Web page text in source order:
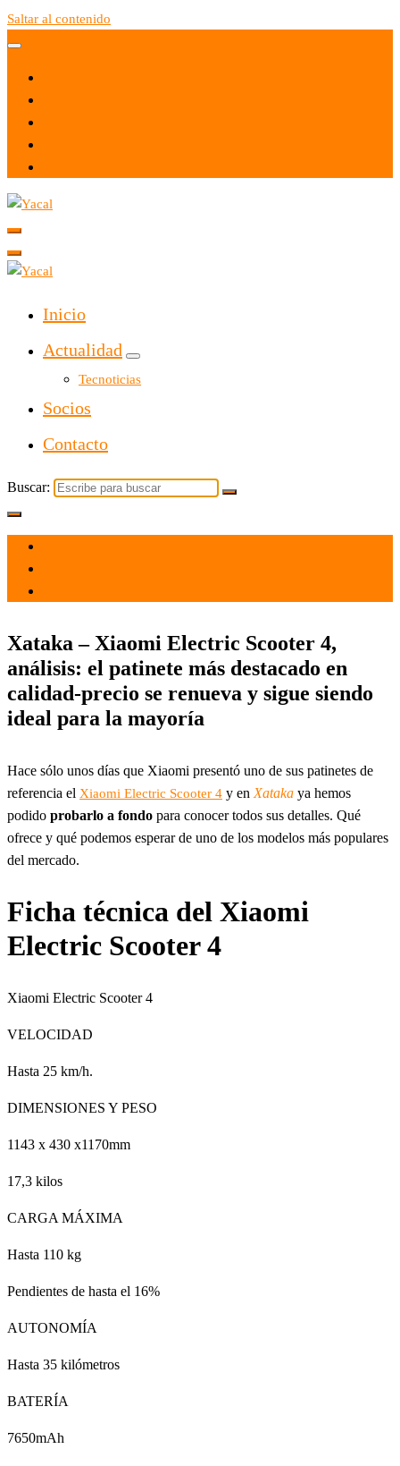
Saltar al contenido
Yacal micro hosting
Inicio
Actualidad
Tecnoticias
Socios
Contacto
Buscar:
Xataka – Xiaomi Electric Scooter 4,
análisis: el patinete más destacado en
calidad-precio se renueva y sigue siendo
ideal para la mayoría
Hace sólo unos días que Xiaomi presentó uno de sus patinetes de
referencia el Xiaomi Electric Scooter 4 y en Xataka ya hemos
podido probarlo a fondo para conocer todos sus detalles. Qué
ofrece y qué podemos esperar de uno de los modelos más populares
del mercado.
Ficha técnica del Xiaomi
Electric Scooter 4
Xiaomi Electric Scooter 4
VELOCIDAD
Hasta 25 km/h.
DIMENSIONES Y PESO
1143 x 430 x1170mm
17,3 kilos
CARGA MÁXIMA
Hasta 110 kg
Pendientes de hasta el 16%
AUTONOMÍA
Hasta 35 kilómetros
BATERÍA
7650mAh